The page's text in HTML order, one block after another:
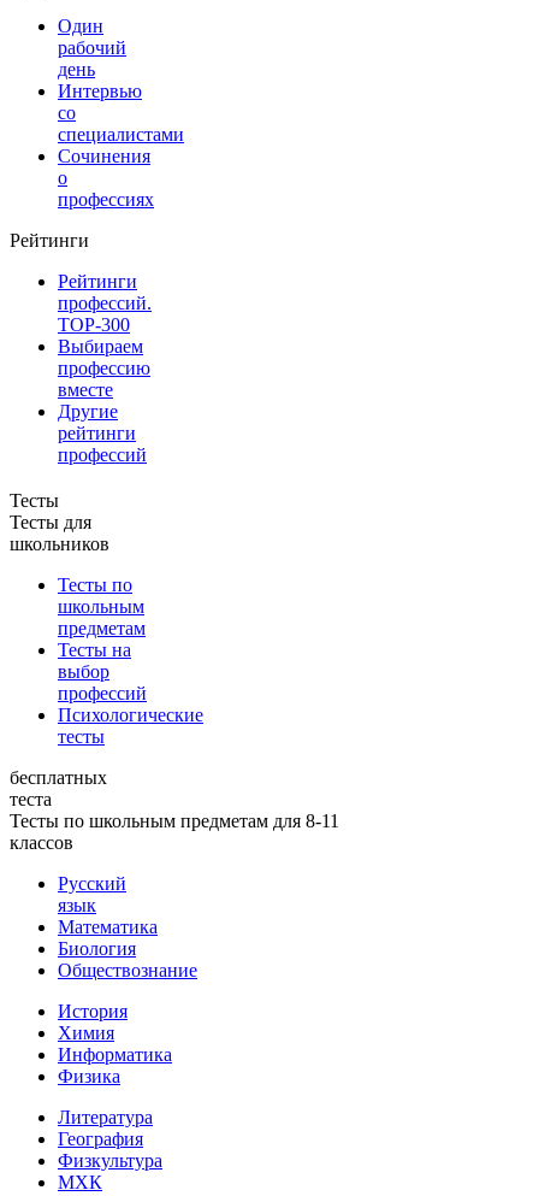
Один
рабочий
день
Интервью
со
специалистами
Сочинения
о
профессиях
Рейтинги
Рейтинги
профессий.
TOP-300
Выбираем
профессию
вместе
Другие
рейтинги
профессий
Тесты
Тесты для
школьников
Тесты по
школьным
предметам
Тесты на
выбор
профессий
Психологические
тесты
бесплатных
теста
Тесты по школьным предметам для 8-11
классов
Русский
язык
Математика
Биология
Обществознание
История
Химия
Информатика
Физика
Литература
География
Физкультура
МХК